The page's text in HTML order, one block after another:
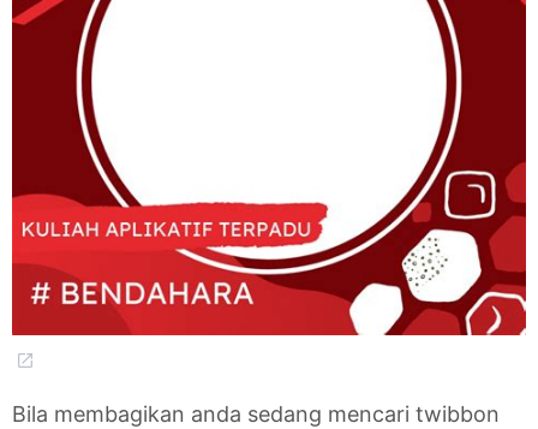
Bila membagikan anda sedang mencari twibbon